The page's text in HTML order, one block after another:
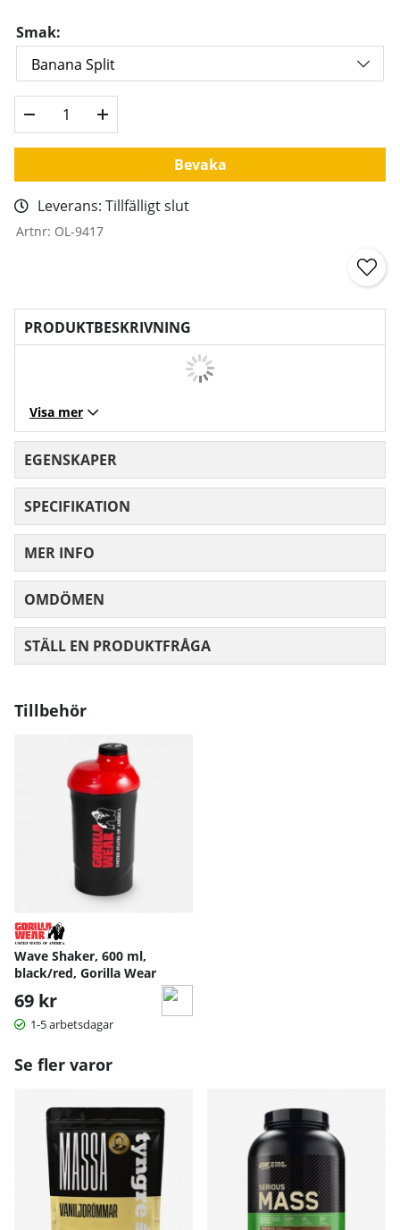
Smak:
Bevaka
Leverans: Tillfälligt slut
Artnr: OL-9417
PRODUKTBESKRIVNING
Visa mer
EGENSKAPER
SPECIFIKATION
MER INFO
OMDÖMEN
STÄLL EN PRODUKTFRÅGA
Tillbehör
Wave Shaker, 600 ml,
black/red, Gorilla Wear
69 kr
1-5 arbetsdagar
Se fler varor